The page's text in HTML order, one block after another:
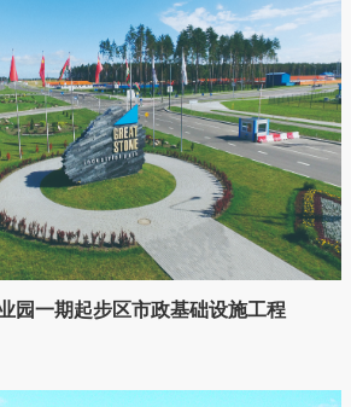
园一期起步区市政基础设施工程